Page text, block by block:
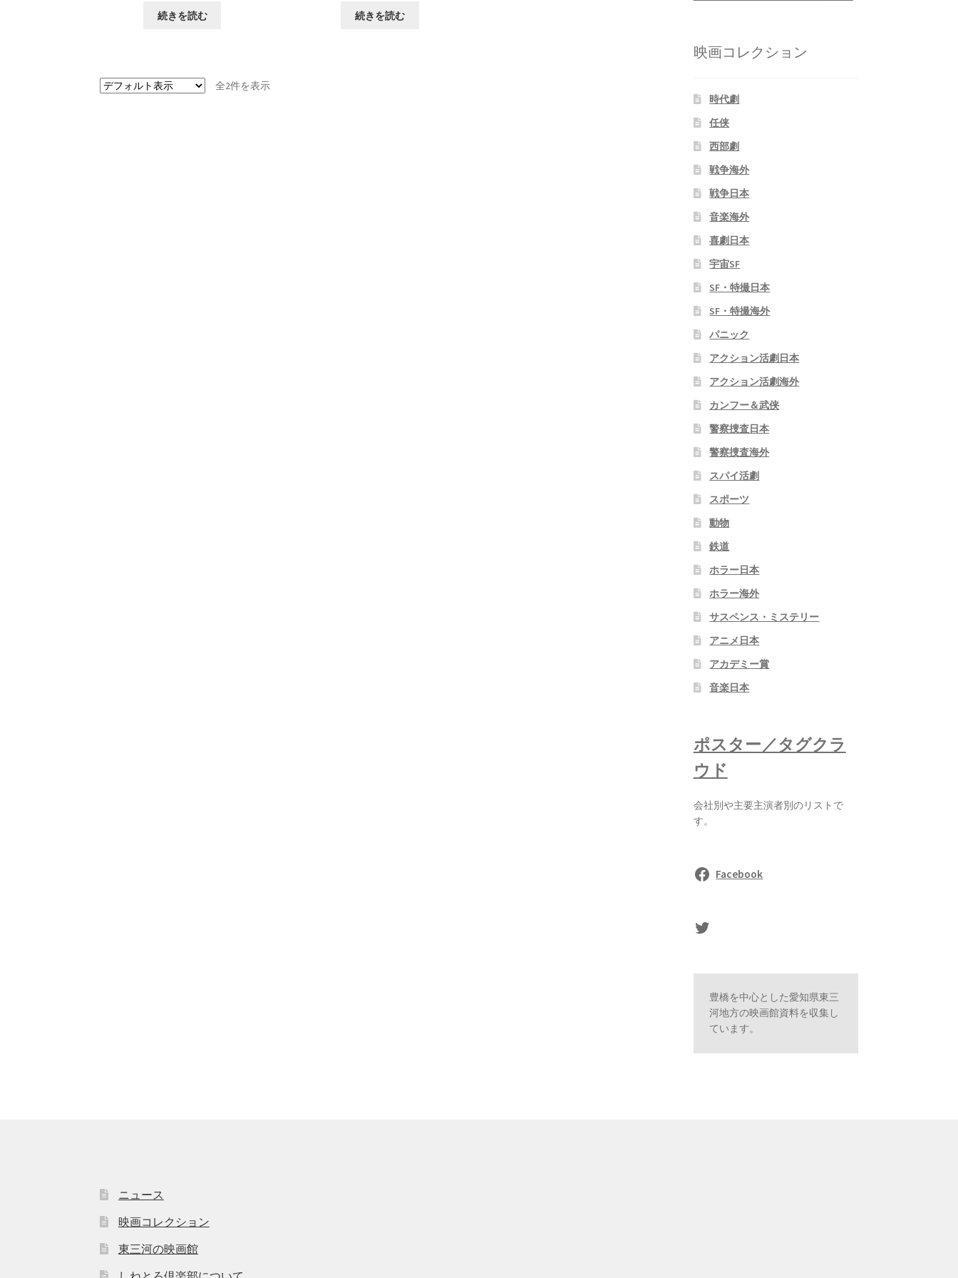
続きを読む 続きを読む
全2件を表示
映画コレクション
時代劇
任侠
西部劇
戦争海外
戦争日本
音楽海外
喜劇日本
宇宙SF
SF・特撮日本
SF・特撮海外
パニック
アクション活劇日本
アクション活劇海外
カンフー＆武侠
警察捜査日本
警察捜査海外
スパイ活劇
スポーツ
動物
鉄道
ホラー日本
ホラー海外
サスペンス・ミステリー
アニメ日本
アカデミー賞
音楽日本
ポスター／タグクラ
ウド
会社別や主要主演者別のリストで
す。
Facebook
sasaki's Twitter
豊橋を中心とした愛知県東三
河地方の映画館資料を収集し
ています。
ニュース
映画コレクション
東三河の映画館